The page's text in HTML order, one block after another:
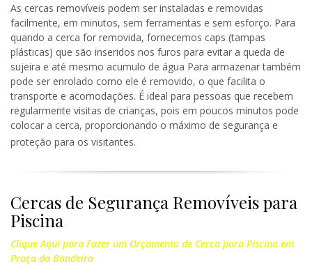
As cercas removíveis podem ser instaladas e removidas
facilmente, em minutos, sem ferramentas e sem esforço. Para
quando a cerca for removida, fornecemos caps (tampas
plásticas) que são inseridos nos furos para evitar a queda de
sujeira e até mesmo acumulo de água Para armazenar também
pode ser enrolado como ele é removido, o que facilita o
transporte e acomodações. É ideal para pessoas que recebem
regularmente visitas de crianças, pois em poucos minutos pode
colocar a cerca, proporcionando o máximo de segurança e
proteção para os visitantes.
Cercas de Segurança Removíveis para
Piscina
Clique Aqui para Fazer um Orçamento de Cerca para Piscina em
Praça da Bandeira